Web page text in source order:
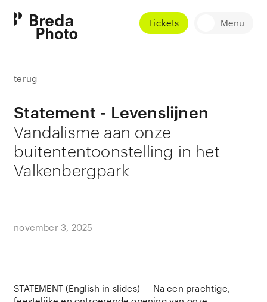
Tickets Menu
terug
Statement - Levenslijnen
Vandalisme aan onze
buitententoonstelling in het
Valkenbergpark
november 3, 2025
STATEMENT (English in slides) — Na een prachtige,